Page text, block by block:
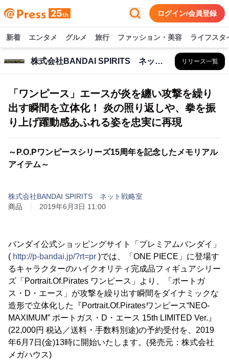
ログイン/会員登録
新着 エンタメ グルメ 旅行 ファッション・美容 ライフスタ
株式会社BANDAI SPIRITS ネット戦略室 リリース一覧
「ワンピース」エースが炎を纏い攻撃を繰り
出す瞬間を立体化！ 炎の照り返しや、拳を振
り上げ躍動感あふれる姿を忠実に再現
～P.O.Pワンピースシリーズ15周年を記念したメモリアル
アイテム～
株式会社BANDAI SPIRITS ネット戦略室
商品
2019年6月3日 11:00
バンダイ公式ショッピングサイト「プレミアムバンダイ」
( http://p-bandai.jp/?rt=pr )では、「ONE PIECE」に登場す
るキャラクターのハイクオリティ完成品フィギュアシリー
ズ「Portrait.Of.Pirates ワンピース」より、「ポートガ
ス・D・エース」が攻撃を繰り出す瞬間をダイナミックな
造形で立体化した『Portrait.Of.Piratesワンピース“NEO-
MAXIMUM” ポートガス・D・エース 15th LIMITED Ver.』
(22,000円 税込／送料・手数料別途)の予約受付を、2019
年6月7日(金)13時に開始いたします。(発売元：株式会社
メガハウス)